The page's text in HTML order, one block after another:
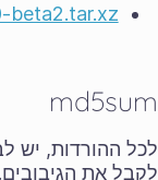
beta2.tar.xz
md5sum
לכל ההורדות, יש
לקבל את הגיבובים.